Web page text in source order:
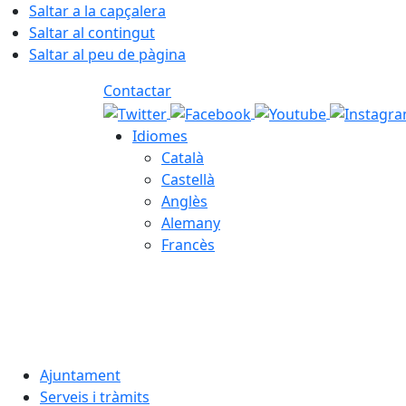
Saltar a la capçalera
Saltar al contingut
Saltar al peu de pàgina
Contactar
Idiomes
Català
Castellà
Anglès
Alemany
Francès
Ajuntament
Serveis i tràmits